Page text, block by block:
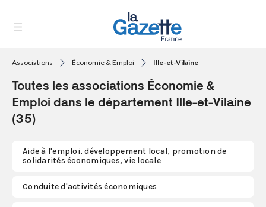
RÉGIONS
FORMATS
TENDANCES
LA
Associations Économie & Emploi Ille-et-Vilaine
Toutes les associations Économie &
Emploi dans le département Ille-et-Vilaine
(35)
Aide à l'emploi, développement local, promotion de
solidarités économiques, vie locale
Conduite d'activités économiques